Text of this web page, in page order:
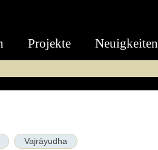
Projekte Neuigkeiten
Vajrāyudha